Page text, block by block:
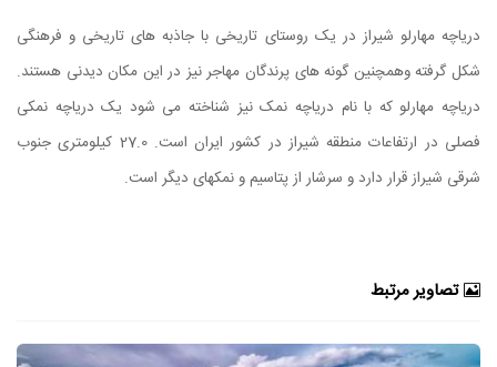
دریاچه مهارلو شیراز در یک روستای تاریخی با جاذبه های تاریخی و فرهنگی
شکل گرفته وهمچنین گونه های پرندگان مهاجر نیز در این مکان دیدنی هستند.
دریاچه مهارلو که با نام دریاچه نمک نیز شناخته می شود یک دریاچه نمکی
فصلی در ارتفاعات منطقه شیراز در کشور ایران است. 27.0 کیلومتری جنوب
شرقی شیراز قرار دارد و سرشار از پتاسیم و نمکهای دیگر است.
تصاویر مرتبط